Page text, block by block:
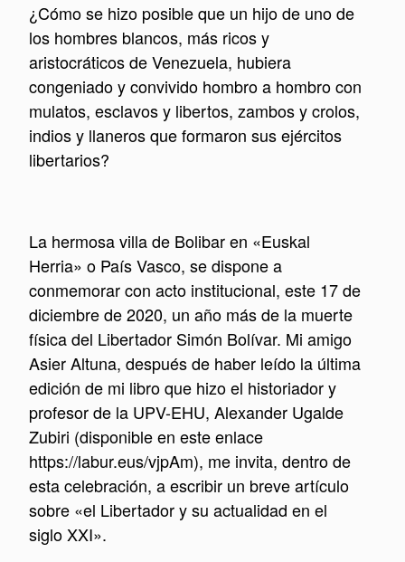
¿Cómo se hizo posible que un hijo de uno de
los hombres blancos, más ricos y
aristocráticos de Venezuela, hubiera
congeniado y convivido hombro a hombro con
mulatos, esclavos y libertos, zambos y crolos,
indios y llaneros que formaron sus ejércitos
libertarios?
La hermosa villa de Bolibar en «Euskal
Herria» o País Vasco, se dispone a
conmemorar con acto institucional, este 17 de
diciembre de 2020, un año más de la muerte
física del Libertador Simón Bolívar. Mi amigo
Asier Altuna, después de haber leído la última
edición de mi libro que hizo el historiador y
profesor de la UPV-EHU, Alexander Ugalde
Zubiri (disponible en este enlace
https://labur.eus/vjpAm), me invita, dentro de
esta celebración, a escribir un breve artículo
sobre «el Libertador y su actualidad en el
siglo XXI».